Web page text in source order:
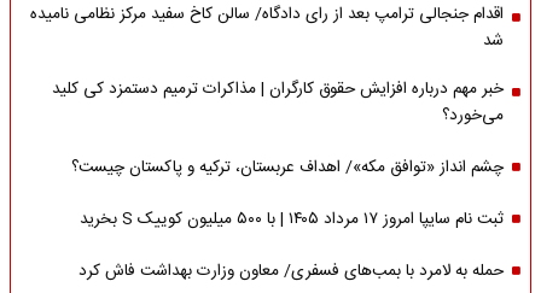
اقدام جنجالی ترامپ بعد از رای دادگاه/ سالن کاخ سفید مرکز نظامی نامیده
شد
خبر مهم درباره افزایش حقوق کارگران | مذاکرات ترمیم دستمزد کی کلید
می‌خورد؟
چشم انداز «توافق مکه»/ اهداف عربستان، ترکیه و پاکستان چیست؟
ثبت نام سایپا امروز ۱۷ مرداد ۱۴۰۵ | با ۵۰۰ میلیون کوییک S بخرید
حمله به لامرد با بمب‌های فسفری/ معاون وزارت بهداشت فاش کرد